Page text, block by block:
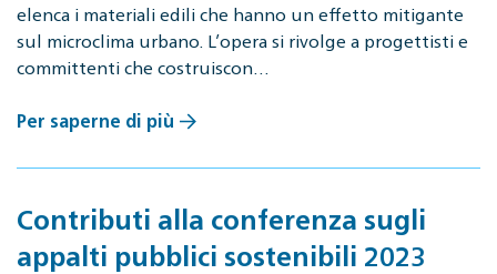
elenca i materiali edili che hanno un effetto mitigante
sul microclima urbano. L’opera si rivolge a progettisti e
committenti che costruiscon…
Per saperne di più
Contributi alla conferenza sugli
appalti pubblici sostenibili 2023